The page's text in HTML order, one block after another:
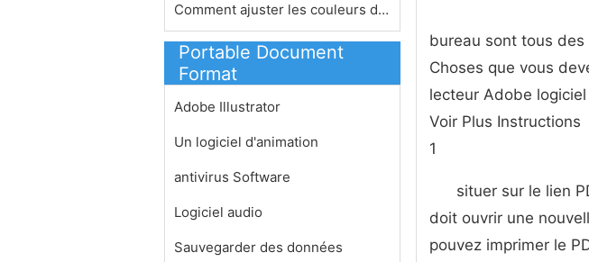
Comment ajuster les couleurs dans un…
Portable Document
Format
Adobe Illustrator
Un logiciel d'animation
antivirus Software
Logiciel audio
Sauvegarder des données
bureau sont tous des
Choses que vous
lecteur Adobe logiciel
Voir Plus Instructions
1
situer sur le lien
doit ouvrir une
pouvez imprimer le